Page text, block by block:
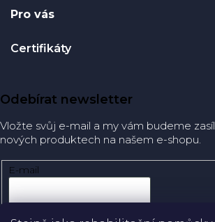
Pro vás
Certifikáty
Odebírat newsletter
Vložte svůj e-mail a my vám budeme
nových produktech na našem e-shopu.
E-mail